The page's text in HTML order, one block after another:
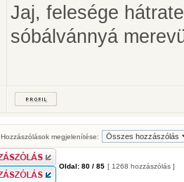
Jaj, felesége
sóbálvánnyá
Hozzászólások megjelenítése:
Oldal: 80 / 85 [ 1268 hozzászólás ]